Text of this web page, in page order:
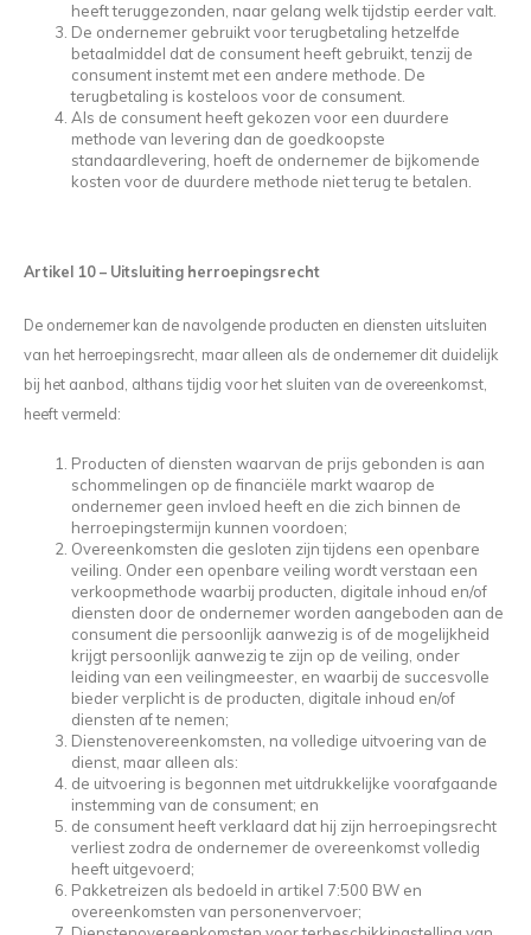
heeft teruggezonden, naar gelang welk tijdstip eerder valt.
De ondernemer gebruikt voor terugbetaling hetzelfde
betaalmiddel dat de consument heeft gebruikt, tenzij de
consument instemt met een andere methode. De
terugbetaling is kosteloos voor de consument.
Als de consument heeft gekozen voor een duurdere
methode van levering dan de goedkoopste
standaardlevering, hoeft de ondernemer de bijkomende
kosten voor de duurdere methode niet terug te betalen.
Artikel 10– Uitsluiting herroepingsrecht
De ondernemer kan de navolgende producten en diensten uitsluiten
van het herroepingsrecht, maar alleen als de ondernemer dit duidelijk
bij het aanbod, althans tijdig voor het sluiten van de overeenkomst,
heeft vermeld:
Producten of diensten waarvan de prijs gebonden is aan
schommelingen op de financiële markt waarop de
ondernemer geen invloed heeft en die zich binnen de
herroepingstermijn kunnen voordoen;
Overeenkomsten die gesloten zijn tijdens een openbare
veiling. Onder een openbare veiling wordt verstaan een
verkoopmethode waarbij producten, digitale inhoud en/of
diensten door de ondernemer worden aangeboden aan de
consument die persoonlijk aanwezig is of de mogelijkheid
krijgt persoonlijk aanwezig te zijn op de veiling, onder
leiding van een veilingmeester, en waarbij de succesvolle
bieder verplicht is de producten, digitale inhoud en/of
diensten af te nemen;
Dienstenovereenkomsten, na volledige uitvoering van de
dienst, maar alleen als:
de uitvoering is begonnen met uitdrukkelijke voorafgaande
instemming van de consument; en
de consument heeft verklaard dat hij zijn herroepingsrecht
verliest zodra de ondernemer de overeenkomst volledig
heeft uitgevoerd;
Pakketreizen als bedoeld in artikel 7:500 BW en
overeenkomsten van personenvervoer;